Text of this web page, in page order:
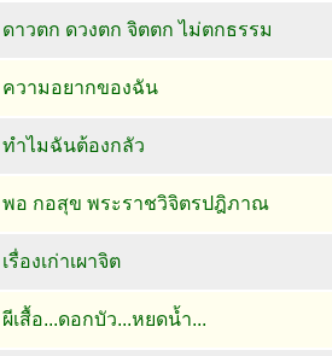
ดาวตก ดวงตก จิตตก ไม่ตกธรรม
ความอยากของฉัน
ทำไมฉันต้องกลัว
พอ กอสุข พระราชวิจิตรปฎิภาณ
เรื่องเก่าเผาจิต
ผีเสื้อ...ดอกบัว...หยดน้ำ...